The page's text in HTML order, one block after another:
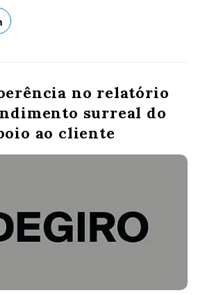
no relatório
surreal do
ao cliente